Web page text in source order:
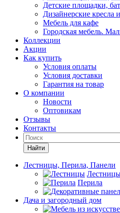
Детские площадки,
Дизайнерские кресла
Мебель для кафе
Городская мебель.
Коллекции
Акции
Как купить
Условия оплаты
Условия доставки
Гарантия на товар
О компании
Новости
Оптовикам
Отзывы
Контакты
Найти
Лестницы, Перила, Панели
Перила
Дача и загородный дом